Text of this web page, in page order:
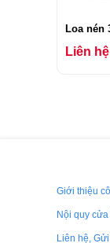
Loa nén
Liên
Giới thiệu
Nội quy
Liên hệ,